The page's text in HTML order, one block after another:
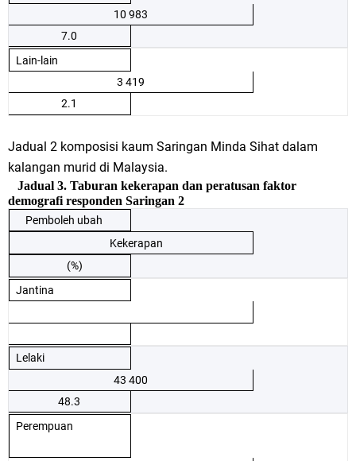
10 983
7.0
Lain-lain
3 419
2.1
Jadual 2 komposisi kaum Saringan Minda Sihat dalam
kalangan murid di Malaysia.
Jadual 3. Taburan kekerapan dan peratusan faktor
demografi responden Saringan 2
Pemboleh ubah
Kekerapan
(%)
Jantina
Lelaki
43 400
48.3
Perempuan